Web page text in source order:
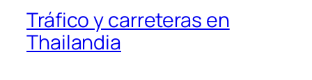
Tráfico y carreteras en
Thailandia